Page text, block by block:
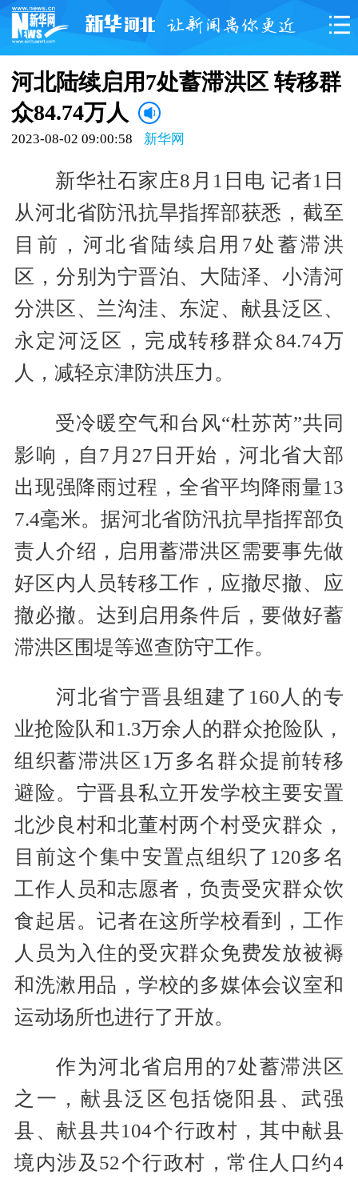
河北陆续启用7处蓄滞洪区 转移群
众84.74万人
2023-08-02 09:00:58 新华网
新华社石家庄8月1日电 记者1日
从河北省防汛抗旱指挥部获悉，截至
目前，河北省陆续启用7处蓄滞洪
区，分别为宁晋泊、大陆泽、小清河
分洪区、兰沟洼、东淀、献县泛区、
永定河泛区，完成转移群众84.74万
人，减轻京津防洪压力。
受冷暖空气和台风“杜苏芮”共同
影响，自7月27日开始，河北省大部
出现强降雨过程，全省平均降雨量13
7.4毫米。据河北省防汛抗旱指挥部负
责人介绍，启用蓄滞洪区需要事先做
好区内人员转移工作，应撤尽撤、应
撤必撤。达到启用条件后，要做好蓄
滞洪区围堤等巡查防守工作。
河北省宁晋县组建了160人的专
业抢险队和1.3万余人的群众抢险队，
组织蓄滞洪区1万多名群众提前转移
避险。宁晋县私立开发学校主要安置
北沙良村和北董村两个村受灾群众，
目前这个集中安置点组织了120多名
工作人员和志愿者，负责受灾群众饮
食起居。记者在这所学校看到，工作
人员为入住的受灾群众免费发放被褥
和洗漱用品，学校的多媒体会议室和
运动场所也进行了开放。
作为河北省启用的7处蓄滞洪区
之一，献县泛区包括饶阳县、武强
县、献县共104个行政村，其中献县
境内涉及52个行政村，常住人口约4